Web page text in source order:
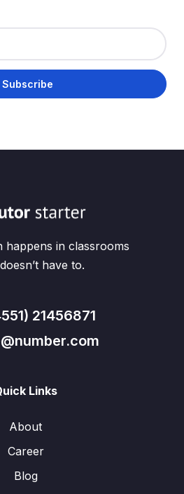
happens in classrooms
have to.
21456871
Links
About
Career
Blog